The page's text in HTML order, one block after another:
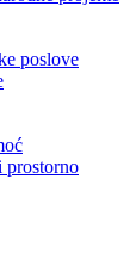
poslove
prostorno